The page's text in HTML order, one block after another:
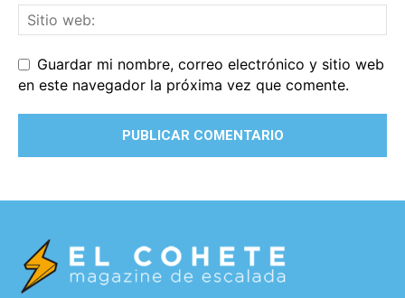
Guardar mi nombre, correo electrónico y sitio web
en este navegador la próxima vez que comente.